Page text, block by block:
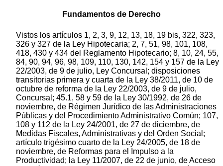
Fundamentos de Derecho
Vistos los artículos 1, 2, 3, 9, 12, 13, 18, 19 bis, 322, 323,
326 y 327 de la Ley Hipotecaria; 2, 7, 51, 98, 101, 108,
418, 430 y 434 del Reglamento Hipotecario; 8, 10, 24, 55,
84, 90, 94, 96, 98, 109, 110, 130, 142, 154 y 157 de la Ley
22/2003, de 9 de julio, Ley Concursal; disposiciones
transitorias primera y cuarta de la Ley 38/2011, de 10 de
octubre de reforma de la Ley 22/2003, de 9 de julio,
Concursal; 45.1, 58 y 59 de la Ley 30/1992, de 26 de
noviembre, de Régimen Jurídico de las Administraciones
Públicas y del Procedimiento Administrativo Común; 107,
108 y 112 de la Ley 24/2001, de 27 de diciembre, de
Medidas Fiscales, Administrativas y del Orden Social;
artículo trigésimo cuarto de la Ley 24/2005, de 18 de
noviembre, de Reformas para el Impulso a la
Productividad; la Ley 11/2007, de 22 de junio, de Acceso